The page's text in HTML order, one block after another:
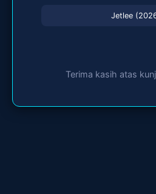
Jetlee
Terima kasih atas